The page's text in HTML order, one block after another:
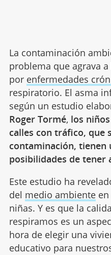
La contaminación
problema que agrava
por enfermedades
respiratorio. El asma
según un estudio
Roger Tormé, los
calles con tráfico, que
contaminación, tienen
posibilidades de tener
Este estudio ha
del medio ambienteen
niñas. Y es que la
respiramos es un
hora de elegir una
educativo para